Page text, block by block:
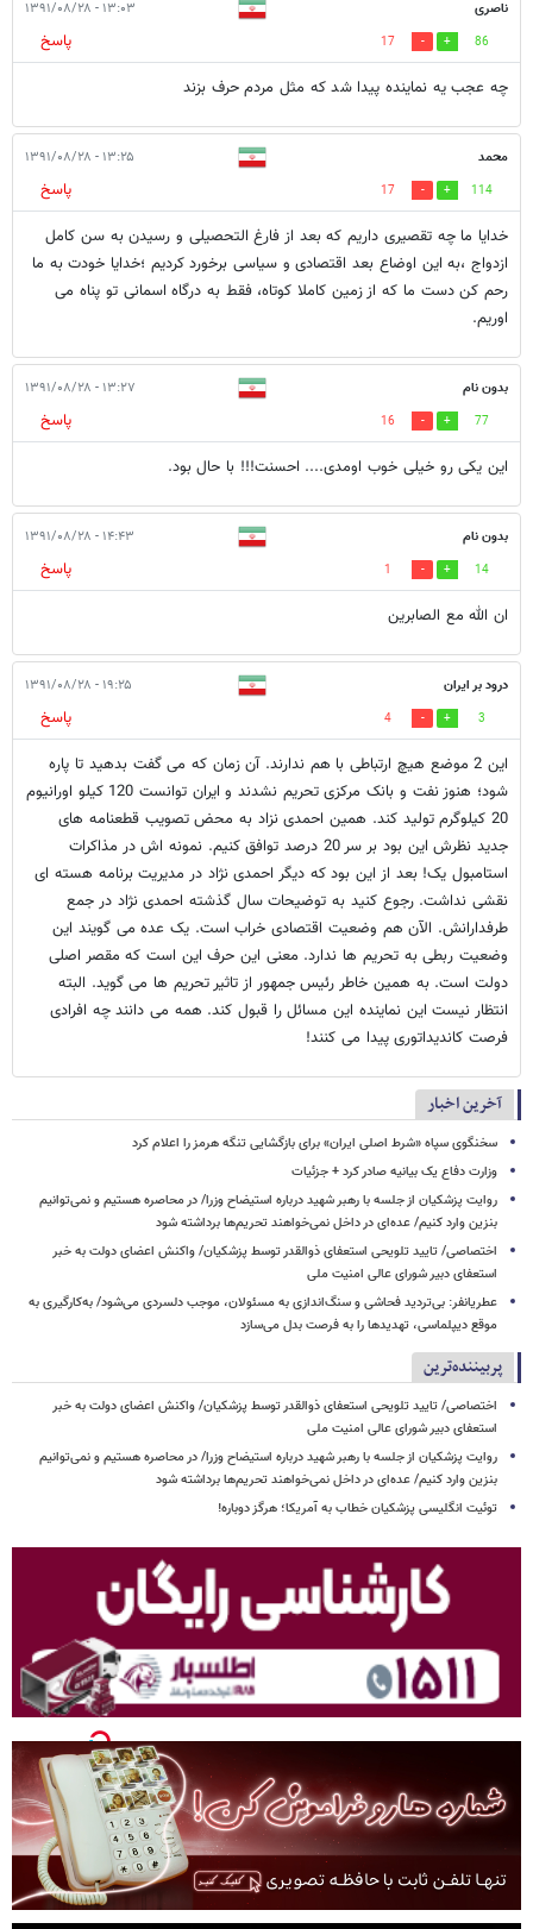
ناصری ۱۳:۰۳ - ۱۳۹۱/۰۸/۲۸
86
17
پاسخ
چه عجب یه نماینده پیدا شد که مثل مردم حرف بزند
محمد ۱۳:۲۵ - ۱۳۹۱/۰۸/۲۸
114
17
پاسخ
خدایا ما چه تقصیری داریم که بعد از فارغ التحصیلی و رسیدن به سن کامل
ازدواج ،به این اوضاع بعد اقتصادی و سیاسی برخورد کردیم ؛خدایا خودت به ما
رحم کن دست ما که از زمین کاملا کوتاه، فقط به درگاه اسمانی تو پناه می
اوریم.
بدون نام ۱۳:۲۷ - ۱۳۹۱/۰۸/۲۸
77
16
پاسخ
این یکی رو خیلی خوب اومدی.... احسنت!!! با حال بود.
بدون نام ۱۴:۴۳ - ۱۳۹۱/۰۸/۲۸
14
1
پاسخ
ان الله مع الصابرین
درود بر ایران ۱۹:۲۵ - ۱۳۹۱/۰۸/۲۸
3
4
پاسخ
این 2 موضع هیچ ارتباطی با هم ندارند. آن زمان که می گفت بدهید تا پاره
شود؛ هنوز نفت و بانک مرکزی تحریم نشدند و ایران توانست 120 کیلو اورانیوم
20 کیلوگرم تولید کند. همین احمدی نزاد به محض تصویب قطعنامه های
جدید نظرش این بود بر سر 20 درصد توافق کنیم. نمونه اش در مذاکرات
استامبول یک! بعد از این بود که دیگر احمدی نژاد در مدیریت برنامه هسته ای
نقشی نداشت. رجوع کنید به توضیحات سال گذشته احمدی نژاد در جمع
طرفدارانش. الآن هم وضعیت اقتصادی خراب است. یک عده می گویند این
وضعیت ربطی به تحریم ها ندارد. معنی این حرف این است که مقصر اصلی
دولت است. به همین خاطر رئیس جمهور از تاثیر تحریم ها می گوید. البته
انتظار نیست این نماینده این مسائل را قبول کند. همه می دانند چه افرادی
فرصت کاندیداتوری پیدا می کنند!
آخرین اخبار
سخنگوی سپاه «شرط اصلی ایران» برای بازگشایی تنگه هرمز را اعلام کرد
وزارت دفاع یک بیانیه صادر کرد + جزئیات
روایت پزشکیان از جلسه با رهبر شهید درباره استیضاح وزرا/ در محاصره هستیم و نمی‌توانیم
بنزین وارد کنیم/ عده‌ای در داخل نمی‌خواهند تحریم‌ها برداشته شود
اختصاصی/ تایید تلویحی استعفای ذوالقدر توسط پزشکیان/ واکنش اعضای دولت به خبر
استعفای دبیر شورای عالی امنیت ملی
عطریانفر: بی‌تردید فحاشی و سنگ‌اندازی به مسئولان، موجب دلسردی می‌شود/ به‌کارگیری به
موقع دیپلماسی، تهدیدها را به فرصت بدل می‌سازد
پربیننده‌ترین
اختصاصی/ تایید تلویحی استعفای ذوالقدر توسط پزشکیان/ واکنش اعضای دولت به خبر
استعفای دبیر شورای عالی امنیت ملی
روایت پزشکیان از جلسه با رهبر شهید درباره استیضاح وزرا/ در محاصره هستیم و نمی‌توانیم
بنزین وارد کنیم/ عده‌ای در داخل نمی‌خواهند تحریم‌ها برداشته شود
توئیت انگلیسی پزشکیان خطاب به آمریکا؛ هرگز دوباره!